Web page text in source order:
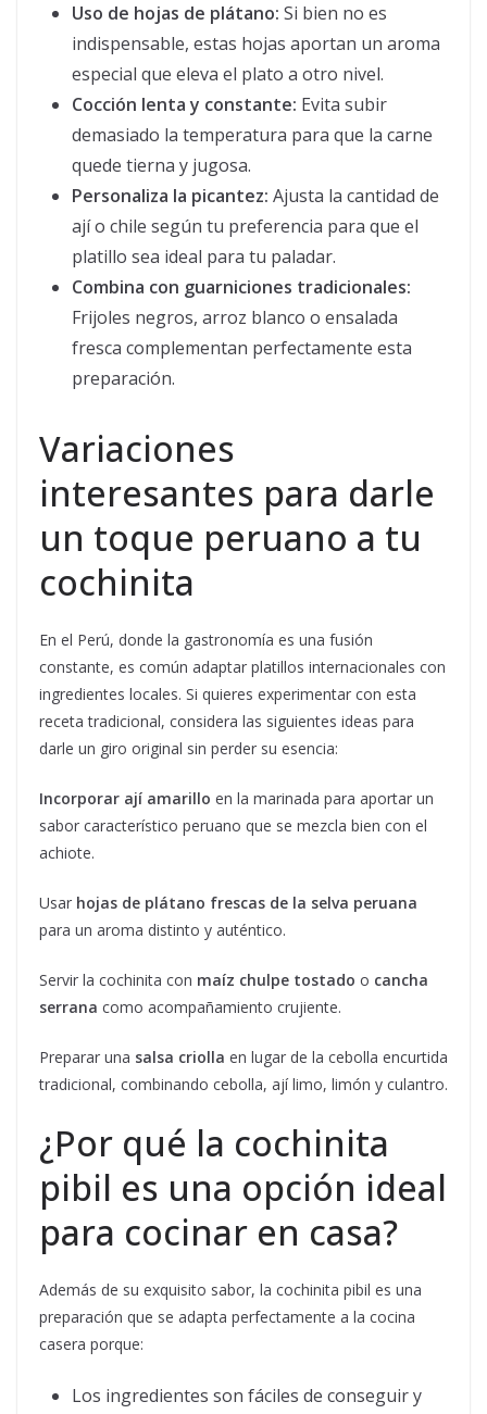
Uso de hojas de plátano: Si bien no es
indispensable, estas hojas aportan un aroma
especial que eleva el plato a otro nivel.
Cocción lenta y constante: Evita subir
demasiado la temperatura para que la carne
quede tierna y jugosa.
Personaliza la picantez: Ajusta la cantidad de
ají o chile según tu preferencia para que el
platillo sea ideal para tu paladar.
Combina con guarniciones tradicionales:
Frijoles negros, arroz blanco o ensalada
fresca complementan perfectamente esta
preparación.
Variaciones
interesantes para darle
un toque peruano a tu
cochinita
En el Perú, donde la gastronomía es una fusión
constante, es común adaptar platillos internacionales con
ingredientes locales. Si quieres experimentar con esta
receta tradicional, considera las siguientes ideas para
darle un giro original sin perder su esencia:
Incorporar ají amarillo en la marinada para aportar un
sabor característico peruano que se mezcla bien con el
achiote.
Usar hojas de plátano frescas de la selva peruana
para un aroma distinto y auténtico.
Servir la cochinita con maíz chulpe tostado o cancha
serrana como acompañamiento crujiente.
Preparar una salsa criolla en lugar de la cebolla encurtida
tradicional, combinando cebolla, ají limo, limón y culantro.
¿Por qué la cochinita
pibil es una opción ideal
para cocinar en casa?
Además de su exquisito sabor, la cochinita pibil es una
preparación que se adapta perfectamente a la cocina
casera porque:
Los ingredientes son fáciles de conseguir y